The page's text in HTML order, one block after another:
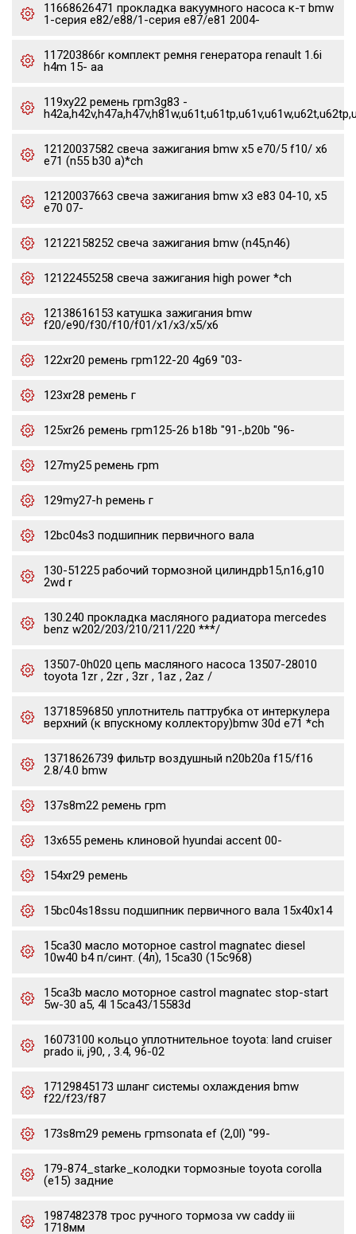
11668626471 прокладка вакуумного насоса к-т bmw
1-серия e82/e88/1-серия e87/e81 2004-
117203866r комплект ремня генератора renault 1.6i
h4m 15- aa
119xy22 ремень грm3g83 -
12120037582 свеча зажигания bmw x5 e70/5 f10/ x6
e71 (n55 b30 a)*ch
12120037663 свеча зажигания bmw x3 e83 04-10, x5
e70 07-
12122158252 свеча зажигания bmw (n45,n46)
12122455258 свеча зажигания high power *ch
12138616153 катушка зажигания bmw
f20/e90/f30/f10/f01/x1/x3/x5/x6
122xr20 ремень грm122-20 4g69 "03-
123xr28 ремень г
125xr26 ремень грm125-26 b18b "91-,b20b "96-
127my25 ремень грm
129my27-h ремень г
12bc04s3 подшипник первичного вала
130-51225 рабочий тормозной цилиндрb15,n16,g10
2wd r
130.240 прокладка масляного радиатора mercedes
benz w202/203/210/211/220 ***/
13507-0h020 цепь масляного насоса 13507-28010
toyota 1zr , 2zr , 3zr , 1az , 2az /
13718596850 уплотнитель паттрубка от интеркулера
верхний (к впускному коллектору)bmw 30d e71 *ch
13718626739 фильтр воздушный n20b20a f15/f16
2.8/4.0 bmw
137s8m22 ремень грm
13x655 ремень клиновой hyundai accent 00-
154xr29 ремень
15bc04s18ssu подшипник первичного вала 15x40x14
15ca30 масло моторное castrol magnatec diesel
10w40 b4 п/синт. (4л), 15ca30 (15c968)
15ca3b масло моторное castrol magnatec stop-start
5w-30 a5, 4l 15ca43/15583d
16073100 кольцо уплотнительное toyota: land cruiser
prado ii, j90, , 3.4, 96-02
17129845173 шланг системы охлаждения bmw
f22/f23/f87
173s8m29 ремень грmsonata ef (2,0l) "99-
179-874_starke_колодки тормозные toyota corolla
(e15) задние
1987482378 трос ручного тормоза vw caddy iii
1718мм